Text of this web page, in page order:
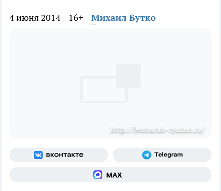
4 июня 2014 16+ Михаил Бутко
http://leonardo-ryazan.ru/